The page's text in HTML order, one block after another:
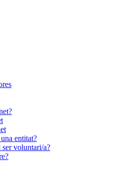
entitat?
voluntari/a?